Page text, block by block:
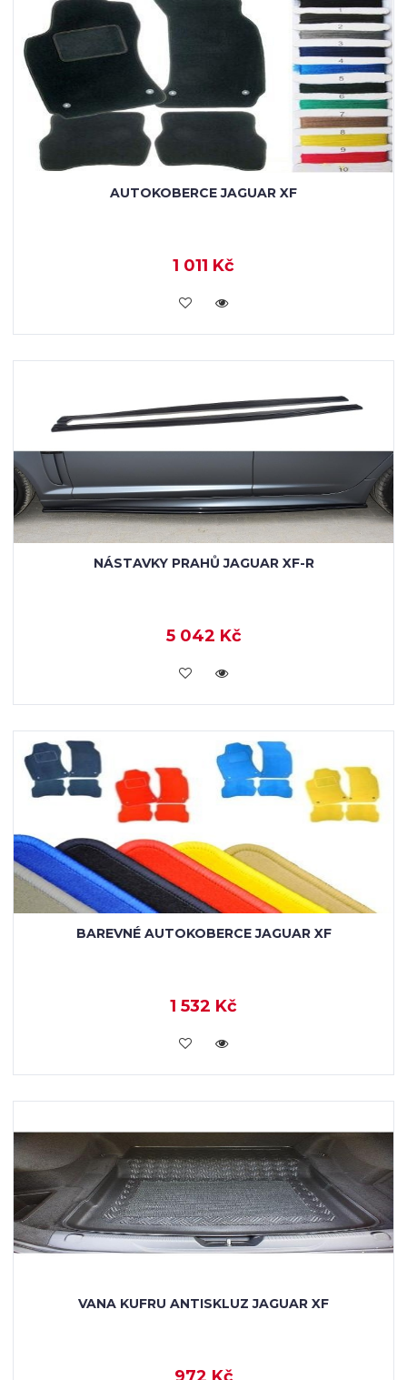
AUTOKOBERCE JAGUAR XF
1 011 Kč
KOUPIT
NÁSTAVKY PRAHŮ JAGUAR XF-R
5 042 Kč
KOUPIT
BAREVNÉ AUTOKOBERCE JAGUAR XF
1 532 Kč
KOUPIT
VANA KUFRU ANTISKLUZ JAGUAR XF